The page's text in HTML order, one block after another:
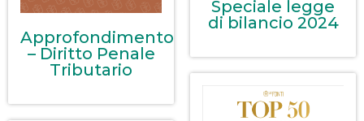
Speciale legge
di bilancio 2024
Approfondimento
– Diritto Penale
Tributario